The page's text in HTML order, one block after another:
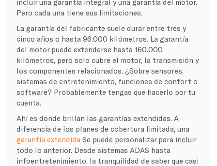
Pero cada una tiene sus limitaciones.
La garantía del fabricante suele durar entre tres y
cinco años o hasta 96.000 kilómetros. La garantía
del motor puede extenderse hasta 160.000
kilómetros, pero solo cubre el motor, la transmisión y
los componentes relacionados. ¿Sobre sensores,
sistemas de entretenimiento, funciones de confort o
software? Probablemente tengas que hacerlo por tu
cuenta.
Ahí es donde brillan las garantías extendidas. A
diferencia de los planes de cobertura limitada, una
garantía extendida Se puede personalizar para incluir
todo lo anterior. Desde sistemas ADAS hasta
infoentretenimiento, la tranquilidad de saber que casi